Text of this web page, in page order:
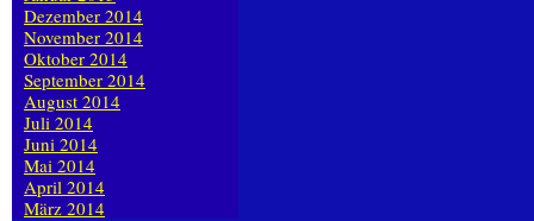
Dezember 2014
November 2014
Oktober 2014
September 2014
August 2014
Juli 2014
Juni 2014
Mai 2014
April 2014
März 2014